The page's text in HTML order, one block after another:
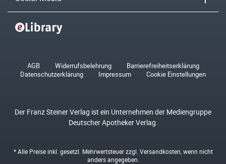
AGB Widerrufsbelehrung
Barrierefreiheitserklärung
Datenschutzerklärung
Impressum Cookie Einstellungen
Der Franz Steiner Verlag ist ein Unternehmen der Mediengruppe
Deutscher Apotheker Verlag.
* Alle Preise inkl. gesetzl. Mehrwertsteuer zzgl. Versandkosten , wenn nicht
anders angegeben.